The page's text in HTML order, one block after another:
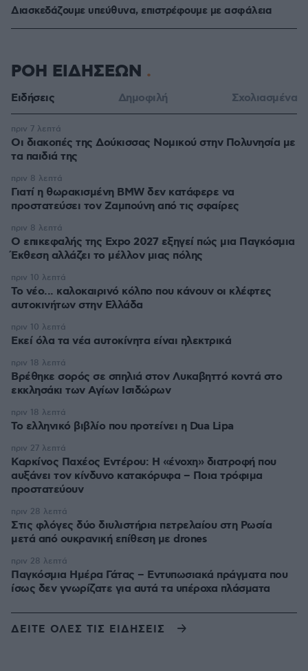
Διασκεδάζουμε υπεύθυνα, επιστρέφουμε με ασφάλεια
ΡΟΗ ΕΙΔΗΣΕΩΝ
Ειδήσεις Δημοφιλή Σχολιασμένα
Οι διακοπές της Δούκισσας Νομικού στην Πολυνησία με
τα παιδιά της
πριν 7 λεπτά
Γιατί η θωρακισμένη BMW δεν κατάφερε να
προστατεύσει τον Ζαμπούνη από τις σφαίρες
πριν 8 λεπτά
Ο επικεφαλής της Expo 2027 εξηγεί πώς μια Παγκόσμια
Έκθεση αλλάζει το μέλλον μιας πόλης
πριν 8 λεπτά
Το νέο... καλοκαιρινό κόλπο που κάνουν οι κλέφτες
αυτοκινήτων στην Ελλάδα
πριν 10 λεπτά
Εκεί όλα τα νέα αυτοκίνητα είναι ηλεκτρικά
πριν 10 λεπτά
Βρέθηκε σορός σε σπηλιά στον Λυκαβηττό κοντά στο
εκκλησάκι των Αγίων Ισιδώρων
πριν 18 λεπτά
Το ελληνικό βιβλίο που προτείνει η Dua Lipa
πριν 18 λεπτά
Καρκίνος Παχέος Εντέρου: Η «ένοχη» διατροφή που
αυξάνει τον κίνδυνο κατακόρυφα – Ποια τρόφιμα
προστατεύουν
πριν 27 λεπτά
Στις φλόγες δύο διυλιστήρια πετρελαίου στη Ρωσία
μετά από ουκρανική επίθεση με drones
πριν 28 λεπτά
Παγκόσμια Ημέρα Γάτας – Εντυπωσιακά πράγματα που
ίσως δεν γνωρίζατε για αυτά τα υπέροχα πλάσματα
πριν 28 λεπτά
ΔΕΙΤΕ ΟΛΕΣ ΤΙΣ ΕΙΔΗΣΕΙΣ